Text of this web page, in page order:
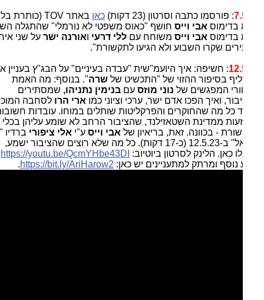
: פורסמו כתבה וסרטון (23 דקות) כאן באתר TOV (כותרת בלבד):
בדימוסאבי וייסחושף "כאוס משפטי לא נורמלי" שהתגלה השבוע.
בדימוסאבי וייסמשוחח עםללי דרעיואורנה ישר על שני אירועים
שקרו השבוע ולא הגיעו לתקשורת".
: חשיפה: איך היועמ"שית "עבדה בעיניים" על הבג"ץ בעניין איתור
בסיפור ההזוי של "התכשיט שלשרה ". בנוסף: מה האמת
המפגשים שלנוני מוזסעםבנימין נתניהו,שמסתירים
ואיך הפכו אדם ישר, ערכי וציוני כמוארי הרולסחבה המוכנה
כל מה שהחוקרים והפרקליטות שותלים במוחו. עובדות חשובות
ממדינת השטאזילנד, שהציבור הרחב לא שומע עליהן בכלי
- בכוונה. זאת, בריאיון שלאבי וייסע"יאלי ציפוריברדיו "גלי
ישראל" ב-12.5.23 (כ-17 דקות). כל מה שלא רוצים שהציבור ישמע,
כאן. הלינק לסרטון ביוטיוב:https://youtu.be/QcmYHbe43DI
.
נוסף ומרתק למתעניינים יש כאן:https://bit.ly/AriHarow2
.